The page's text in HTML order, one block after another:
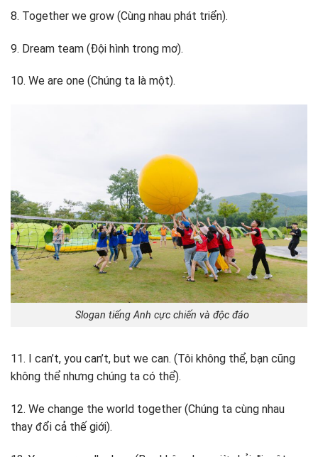
8. Together we grow (Cùng nhau phát triển).
9. Dream team (Đội hình trong mơ).
10. We are one (Chúng ta là một).
Slogan tiếng Anh cực chiến và độc đáo
11. I can’t, you can’t, but we can. (Tôi không thể, bạn cũng
không thể nhưng chúng ta có thể).
12. We change the world together (Chúng ta cùng nhau
thay đổi cả thế giới).